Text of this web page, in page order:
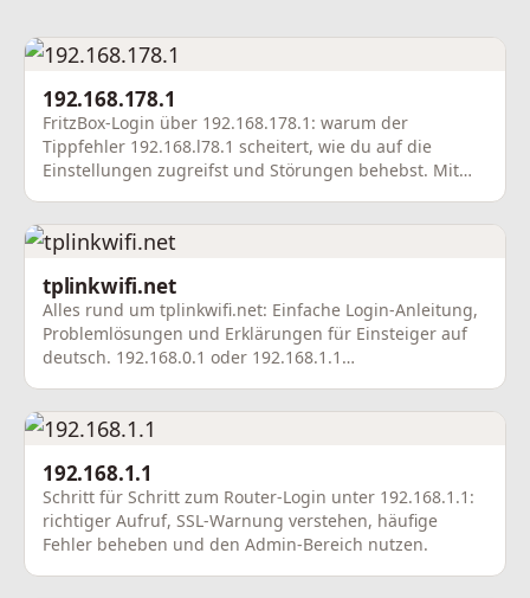
192.168.178.1
FritzBox-Login über 192.168.178.1: warum der
Tippfehler 192.168.l78.1 scheitert, wie du auf die
Einstellungen zugreifst und Störungen behebst. Mit
tplinkwifi.net
Alles rund um tplinkwifi.net: Einfache Login-Anleitung,
Problemlösungen und Erklärungen für Einsteiger auf
deutsch. 192.168.0.1 oder 192.168.1.1
192.168.1.1
Schritt für Schritt zum Router-Login unter 192.168.1.1:
richtiger Aufruf, SSL-Warnung verstehen, häufige
Fehler beheben und den Admin-Bereich nutzen.